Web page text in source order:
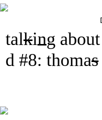
talking
d #8: thomas